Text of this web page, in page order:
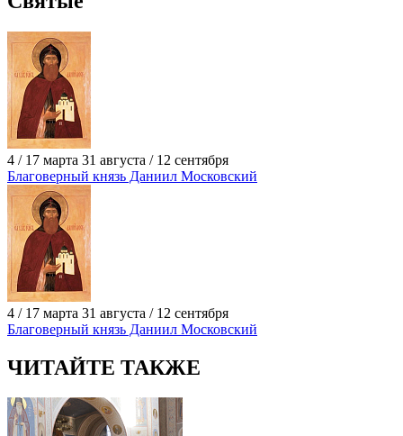
4 / 17 марта 31 августа / 12 сентября
Благоверный князь Даниил Московский
4 / 17 марта 31 августа / 12 сентября
Благоверный князь Даниил Московский
ЧИТАЙТЕ ТАКЖЕ